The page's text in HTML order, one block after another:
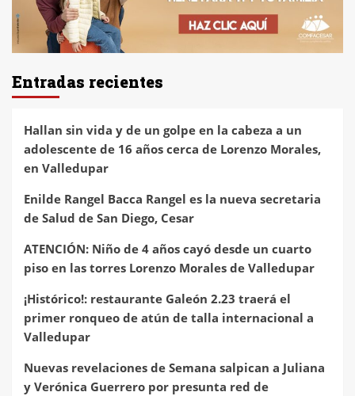
Entradas recientes
Hallan sin vida y de un golpe en la cabeza a un
adolescente de 16 años cerca de Lorenzo Morales,
en Valledupar
Enilde Rangel Bacca Rangel es la nueva secretaria
de Salud de San Diego, Cesar
ATENCIÓN: Niño de 4 años cayó desde un cuarto
piso en las torres Lorenzo Morales de Valledupar
¡Histórico!: restaurante Galeón 2.23 traerá el
primer ronqueo de atún de talla internacional a
Valledupar
Nuevas revelaciones de Semana salpican a Juliana
y Verónica Guerrero por presunta red de